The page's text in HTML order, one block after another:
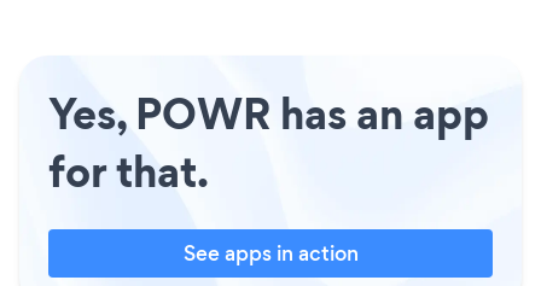
Yes, POWR has an app
for that.
See apps in action